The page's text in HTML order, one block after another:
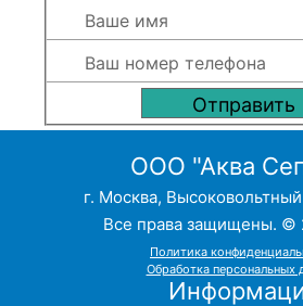
ООО "Аква
г. Москва,
Все права защищены. ©
Политика
Обработка персональных